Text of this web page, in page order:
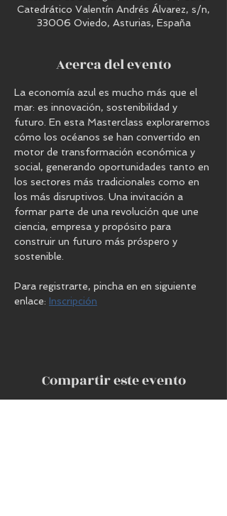
Catedrático Valentín Andrés Álvarez, s/n,
33006 Oviedo, Asturias, España
Acerca del evento
La economía azul es mucho más que el
mar: es innovación, sostenibilidad y
futuro. En esta Masterclass exploraremos
cómo los océanos se han convertido en
motor de transformación económica y
social, generando oportunidades tanto en
los sectores más tradicionales como en
los más disruptivos. Una invitación a
formar parte de una revolución que une
ciencia, empresa y propósito para
construir un futuro más próspero y
sostenible.
Para registrarte, pincha en en siguiente
enlace: Inscripción
Compartir este evento